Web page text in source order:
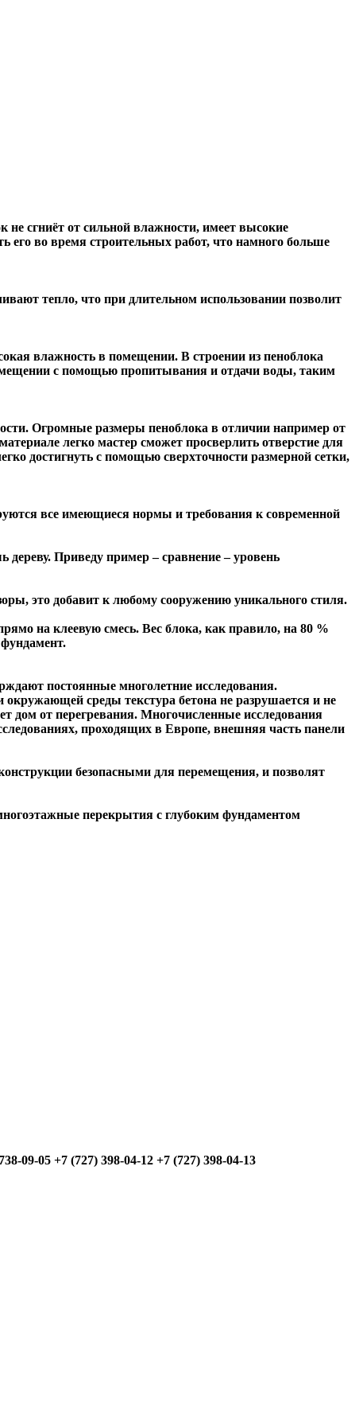
сгниёт от сильной влажности, имеет высокие
его во время строительных работ, что намного больше
тепло, что при длительном использовании позволит
влажность в помещении. В строении из пеноблока
с помощью пропитывания и отдачи воды, таким
Огромные размеры пеноблока в отличии например от
легко мастер сможет просверлить отверстие для
достигнуть с помощью сверхточности размерной сетки,
все имеющиеся нормы и требования к современной
дереву. Приведу пример – сравнение – уровень
это добавит к любому сооружению уникального стиля.
на клеевую смесь. Вес блока, как правило, на 80 %
постоянные многолетние исследования.
среды текстура бетона не разрушается и не
дом от перегревания. Многочисленные исследования
проходящих в Европе, внешняя часть панели
безопасными для перемещения, и позволят
перекрытия с глубоким фундаментом
09-05 +7 (727) 398-04-12 +7 (727) 398-04-13